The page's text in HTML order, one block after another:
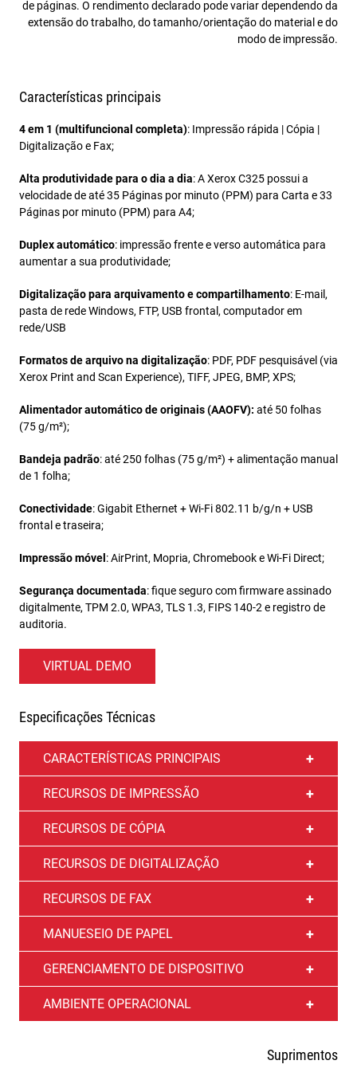
de páginas. O rendimento declarado pode variar dependendo da
extensão do trabalho, do tamanho/orientação do material e do
modo de impressão.
Características principais
4 em 1 (multifuncional completa): Impressão rápida | Cópia |
Digitalização e Fax;
Alta produtividade para o dia a dia: A Xerox C325 possui a
velocidade de até 35 Páginas por minuto (PPM) para Carta e 33
Páginas por minuto (PPM) para A4;
Duplex automático: impressão frente e verso automática para
aumentar a sua produtividade;
Digitalização para arquivamento e compartilhamento: E-mail,
pasta de rede Windows, FTP, USB frontal, computador em
rede/USB
Formatos de arquivo na digitalização: PDF, PDF pesquisável (via
Xerox Print and Scan Experience), TIFF, JPEG, BMP, XPS;
Alimentador automático de originais (AAOFV): até 50 folhas
(75 g/m²);
Bandeja padrão: até 250 folhas (75 g/m²) + alimentação manual
de 1 folha;
Conectividade: Gigabit Ethernet + Wi-Fi 802.11 b/g/n + USB
frontal e traseira;
Impressão móvel : AirPrint, Mopria, Chromebook e Wi-Fi Direct;
Segurança documentada: fique seguro com firmware assinado
digitalmente, TPM 2.0, WPA3, TLS 1.3, FIPS 140-2 e registro de
auditoria.
VIRTUAL DEMO
Especificações Técnicas
CARACTERÍSTICAS PRINCIPAIS
RECURSOS DE IMPRESSÃO
RECURSOS DE CÓPIA
RECURSOS DE DIGITALIZAÇÃO
RECURSOS DE FAX
MANUESEIO DE PAPEL
GERENCIAMENTO DE DISPOSITIVO
AMBIENTE OPERACIONAL
Suprimentos